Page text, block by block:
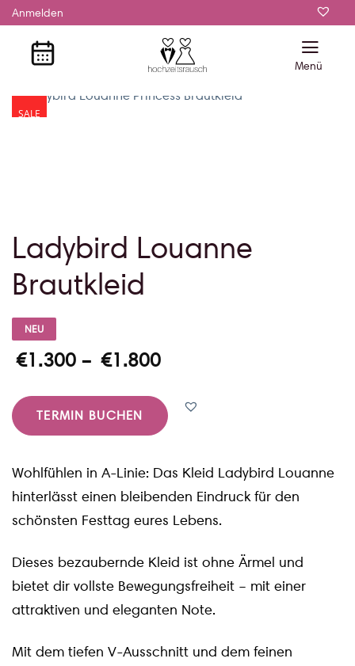
Zum
Inhalt
springen
Anmelden
SALE
Ladybird Louanne
Brautkleid
NEU
€1.300 – €1.800
TERMIN BUCHEN
Wohlfühlen in A-Linie: Das Kleid Ladybird Louanne
hinterlässt einen bleibenden Eindruck für den
schönsten Festtag eures Lebens.
Dieses bezaubernde Kleid ist ohne Ärmel und
bietet dir vollste Bewegungsfreiheit – mit einer
attraktiven und eleganten Note.
Mit dem tiefen V-Ausschnitt und dem feinen